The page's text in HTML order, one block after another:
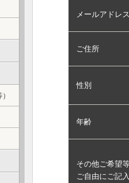
メールアドレス
ご住所
性別
年齢
その他ご希望
ご自由にご記